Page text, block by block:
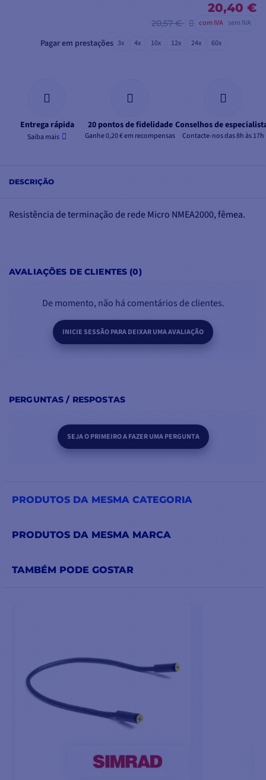
20,40 €
20,57 € com IVA sem IVA
Pagar em prestações 3x 4x 10x 12x 24x 60x
Entrega rápida
Saiba mais
20 pontos de fidelidade
Ganhe 0,20 € em recompensas
Conselhos de
Contacte-nos das 8h às 17h
DESCRIÇÃO
Resistência de terminação de rede Micro NMEA2000, fêmea.
AVALIAÇÕES DE CLIENTES (0)
De momento, não há comentários de clientes.
INICIE SESSÃO PARA DEIXAR UMA AVALIAÇÃO
PERGUNTAS / RESPOSTAS
SEJA O PRIMEIRO A FAZER UMA PERGUNTA
PRODUTOS DA MESMA CATEGORIA
PRODUTOS DA MESMA MARCA
TAMBÉM PODE GOSTAR